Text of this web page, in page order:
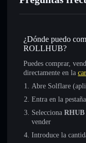
¿Dónde puedo
ROLLHUB?
Puedes comprar,
directamente en la
Abre Solflare
Entra en la
Selecciona RHUB
vender
Introduce la